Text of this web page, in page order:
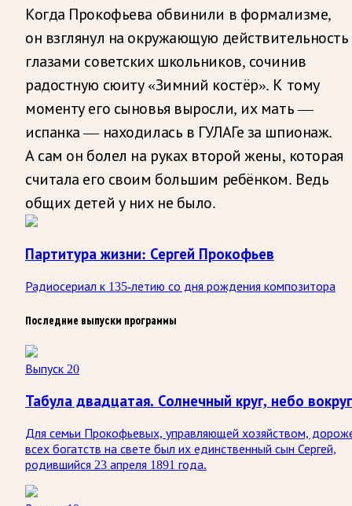
Когда Прокофьева обвинили в формализме,
он взглянул на окружающую действительность
глазами советских школьников, сочинив
радостную сюиту «Зимний костёр». К тому
моменту его сыновья выросли, их мать —
испанка — находилась в ГУЛАГе за шпионаж.
А сам он болел на руках второй жены, которая
считала его своим большим ребёнком. Ведь
общих детей у них не было.
Партитура жизни: Сергей Прокофьев
Радиосериал к 135-летию со дня рождения композитора
Последние выпуски программы
Выпуск 20
Табула двадцатая. Солнечный круг, небо вокруг
Для семьи Прокофьевых, управляющей хозяйством,
всех богатств на свете был их единственный сын Сергей,
родившийся 23 апреля 1891 года.